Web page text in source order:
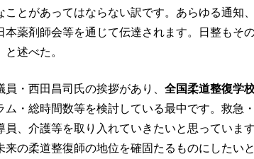
とがあってはならない訳です。あらゆる通知
薬剤師会等を通じて伝達されます。日整もそ
述べた。
・西田昌司氏の挨拶があり、 全国柔道整復学
ム・総時間数等を検討している最中です。救急
、介護等を取り入れていきたいと思っています
の柔道整復師の地位を確固たるものにしたい